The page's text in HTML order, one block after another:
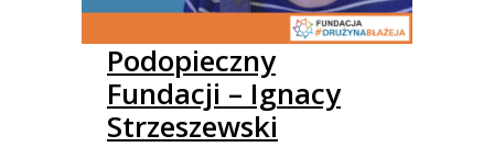
Podopieczny
Fundacji – Ignacy
Strzeszewski